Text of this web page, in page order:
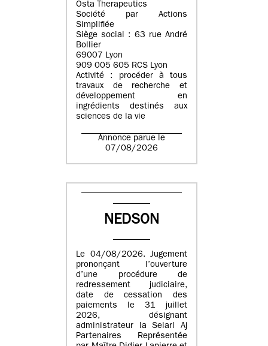
Osta Therapeutics
Société par Actions
Simplifiée
Siège social : 63 rue André
Bollier
69007 Lyon
909 005 605 RCS Lyon
Activité : procéder à tous
travaux de recherche et
développement en
ingrédients destinés aux
sciences de la vie
Annonce parue le
07/08/2026
NEDSON
Le 04/08/2026. Jugement
prononçant l’ouverture
d’une procédure de
redressement judiciaire,
date de cessation des
paiements le 31 juillet
2026, désignant
administrateur la Selarl Aj
Partenaires Représentée